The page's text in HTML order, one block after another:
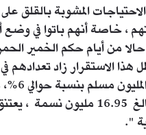
المشوبة بالقلق
، خاصة أنهم باتوا في وضع
من أيام حكم الخمير
هذا الاستقرار زاد تعدادهم
عام 2021م
تعداد السكان البالغ 16.95 مليون نسمة ،
".